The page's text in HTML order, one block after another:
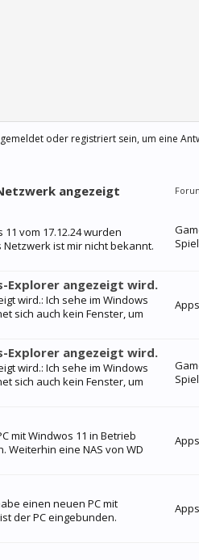
oder registriert sein, um eine
angezeigt
vom 17.12.24 wurden
ist mir nicht bekannt.
Explorer angezeigt wird.
wird.: Ich sehe im Windows
sich auch kein Fenster, um
Apps
Explorer angezeigt wird.
wird.: Ich sehe im Windows
sich auch kein Fenster, um
mit Windwos 11 in Betrieb
Weiterhin eine NAS von WD
Apps
einen neuen PC mit
der PC eingebunden.
Apps